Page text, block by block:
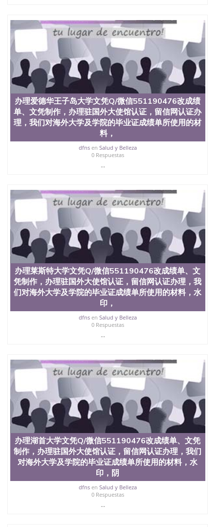
办理爱德华王子岛大学文凭Q/微信551190476改成绩
单、文凭制作，办理驻国外大使馆认证，留信网认证办
理，我们对海外大学及学院的毕业证成绩单所使用的材
料，
dfnsen Salud y Belleza
0 Respuestas
...
办理莱斯特大学文凭Q/微信551190476改成绩单、文
凭制作，办理驻国外大使馆认证，留信网认证办理，我
们对海外大学及学院的毕业证成绩单所使用的材料，水
印，
dfnsen Salud y Belleza
0 Respuestas
...
办理湖首大学文凭Q/微信551190476改成绩单、文凭
制作，办理驻国外大使馆认证，留信网认证办理，我们
对海外大学及学院的毕业证成绩单所使用的材料，水
印，阴
dfnsen Salud y Belleza
0 Respuestas
...